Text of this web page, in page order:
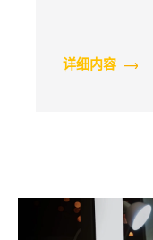
详细内容